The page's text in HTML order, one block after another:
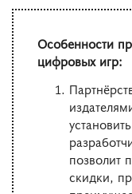
Особенности
цифровых игр:
позволит
скидки,